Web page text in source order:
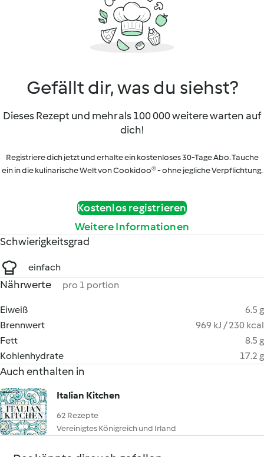
Gefällt dir, was du siehst?
Dieses Rezept und mehr als 100 000 weitere warten auf
dich!
Registriere dich jetzt und erhalte ein kostenloses 30-Tage Abo. Tauche
ein in die kulinarische Welt von Cookidoo® - ohne jegliche Verpflichtung.
Kostenlos registrieren
Weitere Informationen
Schwierigkeitsgrad
einfach
Nährwerte pro 1 portion
Eiweiß
6.5 g
Brennwert
969 kJ / 230 kcal
Fett
8.5 g
Kohlenhydrate
17.2 g
Auch enthalten in
Italian Kitchen
62 Rezepte
Vereinigtes Königreich und Irland